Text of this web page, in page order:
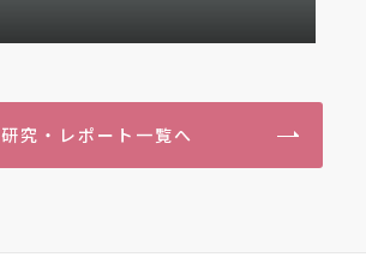
研究・レポート一覧へ